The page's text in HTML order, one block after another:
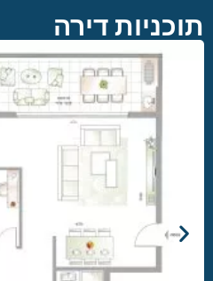
תוכניות דירה